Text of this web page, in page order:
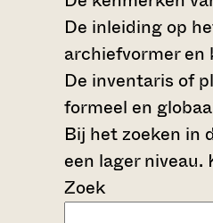
De inleiding op
archiefvormer en
De inventaris of
formeel en
Bij het zoeken in
een lager niveau.
Zoek